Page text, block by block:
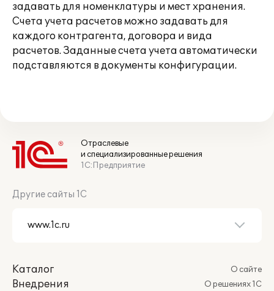
задавать для номенклатуры и мест хранения.
Счета учета расчетов можно задавать для
каждого контрагента, договора и вида
расчетов. Заданные счета учета автоматически
подставляются в документы конфигурации.
Отраслевые
и специализированные решения
1С:Предприятие
Другие сайты 1С
Каталог
Внедрения
О сайте
О решениях 1С